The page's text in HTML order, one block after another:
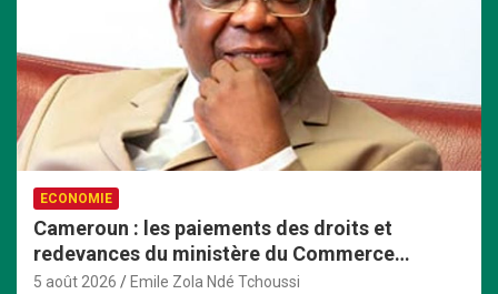
ECONOMIE
Cameroun : les paiements des droits et
redevances du ministère du Commerce
passent exclusivement par TresorPay
5 août 2026 Emile Zola Ndé Tchoussi